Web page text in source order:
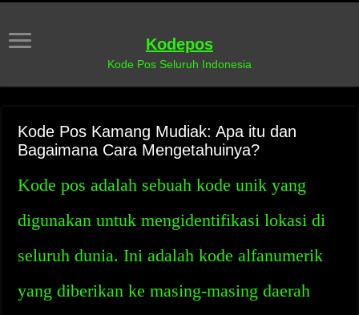
Kodepos
Kode Pos Seluruh Indonesia
Kode Pos Kamang Mudiak: Apa itu dan
Bagaimana Cara Mengetahuinya?
Kode pos adalah sebuah kode unik yang
digunakan untuk mengidentifikasi lokasi di
seluruh dunia. Ini adalah kode alfanumerik
yang diberikan ke masing-masing daerah